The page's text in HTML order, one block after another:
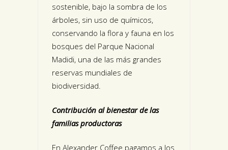
sostenible, bajo la sombra de los
árboles, sin uso de químicos,
conservando la flora y fauna en los
bosques del Parque Nacional
Madidi, una de las más grandes
reservas mundiales de
biodiversidad.
Contribución al bienestar de las
familias productoras
En Alexander Coffee pagamos a los